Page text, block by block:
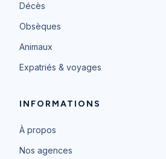
Décès
Obsèques
Animaux
Expatriés & voyages
INFORMATIONS
À propos
Nos agences